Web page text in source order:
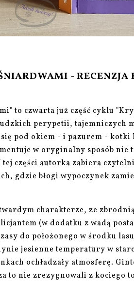
- RECENZJA
to czwarta już część cyklu
perypetii, tajemniczych
pod okiem - i pazurem - kotki
w oryginalny sposób nie
części autorka zabiera
gdzie błogi wypoczynek
charakterze, ze
(w dodatku z wadą
do położonego w środku
jesienne temperatury w
ochładzały atmosferę.
to nie zrezygnowali z kociego